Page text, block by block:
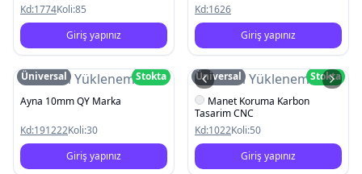
Kd:1774Koli:85
Giriş yapınız
Kd:1626
Giriş yapınız
Resim Yüklenemedi
Üniversal
Stokta
Ayna 10mm QY Marka
Kd:191222Koli:30
Giriş yapınız
Resim Yüklenemedi
Üniversal
Stokta
Manet Koruma Karbon
Tasarim CNC
Kd:1022Koli:50
Giriş yapınız